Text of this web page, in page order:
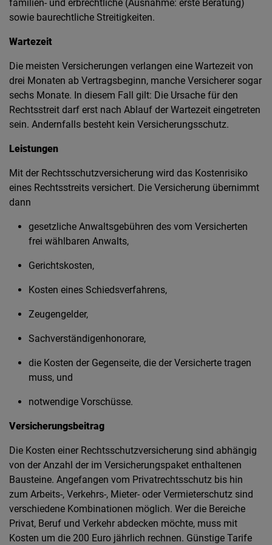
familien- und erbrechtliche (Ausnahme: erste Beratung)
sowie baurechtliche Streitigkeiten.
Wartezeit
Die meisten Versicherungen verlangen eine Wartezeit von
drei Monaten ab Vertragsbeginn, manche Versicherer sogar
sechs Monate. In diesem Fall gilt: Die Ursache für den
Rechtsstreit darf erst nach Ablauf der Wartezeit eingetreten
sein. Andernfalls besteht kein Versicherungsschutz.
Leistungen
Mit der Rechtsschutzversicherung wird das Kostenrisiko
eines Rechtsstreits versichert. Die Versicherung übernimmt
dann
gesetzliche Anwaltsgebühren des vom Versicherten
frei wählbaren Anwalts,
Gerichtskosten,
Kosten eines Schiedsverfahrens,
Zeugengelder,
Sachverständigenhonorare,
die Kosten der Gegenseite, die der Versicherte tragen
muss, und
notwendige Vorschüsse.
Versicherungsbeitrag
Die Kosten einer Rechtsschutzversicherung sind abhängig
von der Anzahl der im Versicherungspaket enthaltenen
Bausteine. Angefangen vom Privatrechtsschutz bis hin
zum Arbeits-, Verkehrs-, Mieter- oder Vermieterschutz sind
verschiedene Kombinationen möglich. Wer die Bereiche
Privat, Beruf und Verkehr abdecken möchte, muss mit
Kosten um die 200 Euro jährlich rechnen. Günstige Tarife